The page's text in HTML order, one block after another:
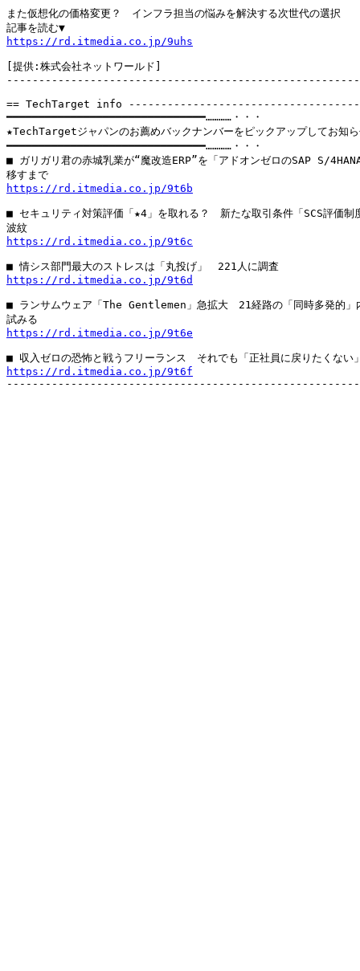
また仮想化の価格変更？　インフラ担当の悩みを解決する次世代の選択
https://rd.itmedia.co.jp/9uhs
[提供:株式会社ネットワールド]
== TechTarget info
━━━━━━━━━━━━━━━━━━━━━━━━━━━━━━━…………・・・
★TechTargetジャパンのお薦めバックナンバーをピックアップしてお知
━━━━━━━━━━━━━━━━━━━━━━━━━━━━━━━…………・・・
■ ガリガリ君の赤城乳業が“魔改造ERP”を「アドオンゼロのSAP S/
https://rd.itmedia.co.jp/9t6b
■ セキュリティ対策評価「★4」を取れる？　新たな取引条件「SCS評価制
https://rd.itmedia.co.jp/9t6c
https://rd.itmedia.co.jp/9t6d
■ ランサムウェア「The Gentlemen」急拡大　21経路の「同時多発的」
https://rd.itmedia.co.jp/9t6e
https://rd.itmedia.co.jp/9t6f